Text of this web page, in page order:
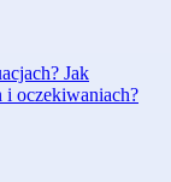
Jak
i oczekiwaniach?